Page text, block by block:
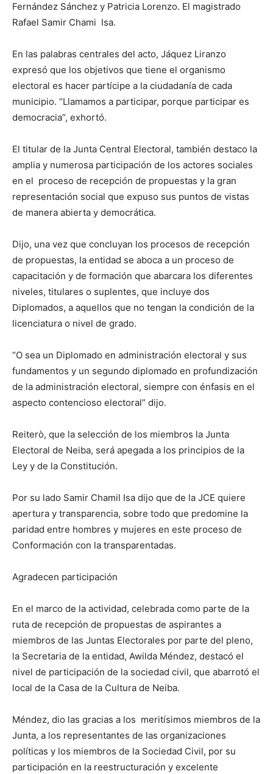
Fernández Sánchez y Patricia Lorenzo. El magistrado
Rafael Samir Chami Isa.
En las palabras centrales del acto, Jáquez Liranzo
expresó que los objetivos que tiene el organismo
electoral es hacer partícipe a la ciudadanía de cada
municipio. “Llamamos a participar, porque participar es
democracia”, exhortó.
El titular de la Junta Central Electoral, también destaco la
amplia y numerosa participación de los actores sociales
en el proceso de recepción de propuestas y la gran
representación social que expuso sus puntos de vistas
de manera abierta y democrática.
Dijo, una vez que concluyan los procesos de recepción
de propuestas, la entidad se aboca a un proceso de
capacitación y de formación que abarcara los diferentes
niveles, titulares o suplentes, que incluye dos
Diplomados, a aquellos que no tengan la condición de la
licenciatura o nivel de grado.
“O sea un Diplomado en administración electoral y sus
fundamentos y un segundo diplomado en profundización
de la administración electoral, siempre con énfasis en el
aspecto contencioso electoral” dijo.
Reiterò, que la selección de los miembros la Junta
Electoral de Neiba, será apegada a los principios de la
Ley y de la Constitución.
Por su lado Samir Chamil Isa dijo que de la JCE quiere
apertura y transparencia, sobre todo que predomine la
paridad entre hombres y mujeres en este proceso de
Conformación con la transparentadas.
Agradecen participación
En el marco de la actividad, celebrada como parte de la
ruta de recepción de propuestas de aspirantes a
miembros de las Juntas Electorales por parte del pleno,
la Secretaria de la entidad, Awilda Méndez, destacó el
nivel de participación de la sociedad civil, que abarrotó el
local de la Casa de la Cultura de Neiba.
Méndez, dio las gracias a los meritísimos miembros de la
Junta, a los representantes de las organizaciones
políticas y los miembros de la Sociedad Civil, por su
participación en la reestructuración y excelente